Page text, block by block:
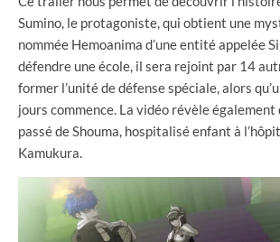
Sumino, le protagoniste, qui obtient une
nommée Hemoanima d’une entité appelée
défendre une école, il sera rejoint par 14
former l’unité de défense spéciale, alors
jours commence. La vidéo révèle également
passé de Shouma, hospitalisé enfant à
Kamukura.